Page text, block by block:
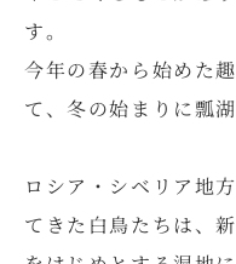
す。
今年の春から始めた
て、冬の始まりに瓢
ロシア・シベリア地
てきた白鳥たちは、